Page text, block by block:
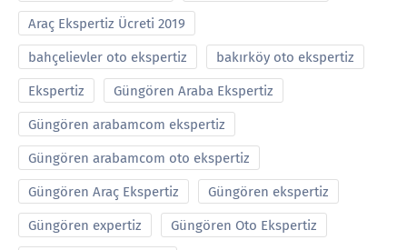
Araç Ekspertiz Ücreti 2019
bahçelievler oto ekspertiz bakırköy oto ekspertiz
Ekspertiz Güngören Araba Ekspertiz
Güngören arabamcom ekspertiz
Güngören arabamcom oto ekspertiz
Güngören Araç Ekspertiz Güngören ekspertiz
Güngören expertiz Güngören Oto Ekspertiz